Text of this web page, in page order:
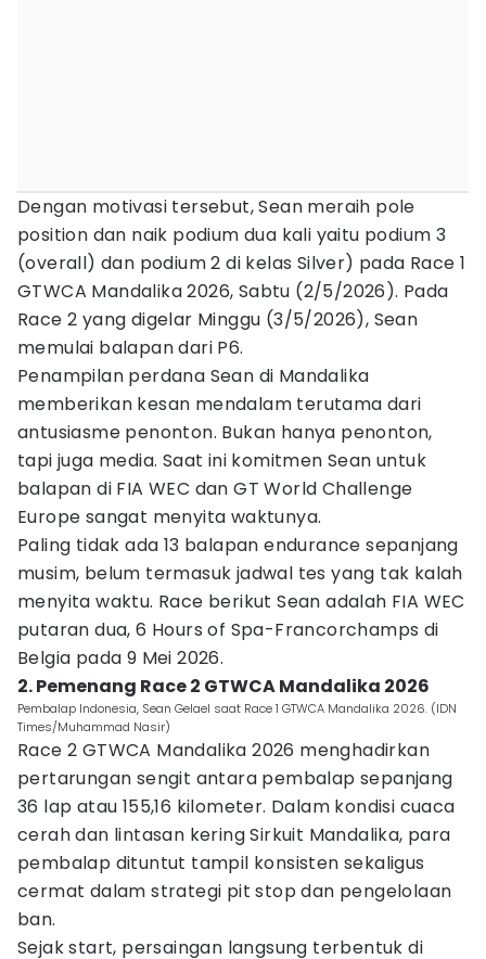
Dengan motivasi tersebut, Sean meraih pole
position dan naik podium dua kali yaitu podium 3
(overall) dan podium 2 di kelas Silver) pada Race 1
GTWCA Mandalika 2026, Sabtu (2/5/2026). Pada
Race 2 yang digelar Minggu (3/5/2026), Sean
memulai balapan dari P6.
Penampilan perdana Sean di Mandalika
memberikan kesan mendalam terutama dari
antusiasme penonton. Bukan hanya penonton,
tapi juga media. Saat ini komitmen Sean untuk
balapan di FIA WEC dan GT World Challenge
Europe sangat menyita waktunya.
Paling tidak ada 13 balapan endurance sepanjang
musim, belum termasuk jadwal tes yang tak kalah
menyita waktu. Race berikut Sean adalah FIA WEC
putaran dua, 6 Hours of Spa-Francorchamps di
Belgia pada 9 Mei 2026.
2. Pemenang Race 2 GTWCA Mandalika 2026
Pembalap Indonesia, Sean Gelael saat Race 1 GTWCA Mandalika 2026. (IDN
Times/Muhammad Nasir)
Race 2 GTWCA Mandalika 2026 menghadirkan
pertarungan sengit antara pembalap sepanjang
36 lap atau 155,16 kilometer. Dalam kondisi cuaca
cerah dan lintasan kering Sirkuit Mandalika, para
pembalap dituntut tampil konsisten sekaligus
cermat dalam strategi pit stop dan pengelolaan
ban.
Sejak start, persaingan langsung terbentuk di